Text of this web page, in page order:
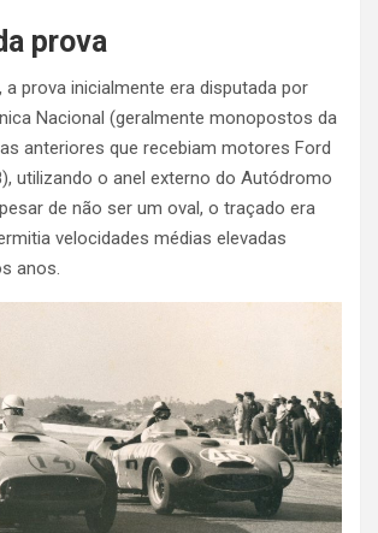
prova
a prova inicialmente era disputada por
Nacional (geralmente monopostos da
anteriores que recebiam motores Ford
utilizando o anel externo do Autódromo
de não ser um oval, o traçado era
velocidades médias elevadas
anos.